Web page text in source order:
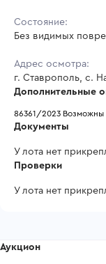
Состояние:
Без видимых
Адрес осмотра:
г. Ставрополь, с.
Дополнительные
86361/2023
Документы
У лота нет
Проверки
У лота нет
Аукцион